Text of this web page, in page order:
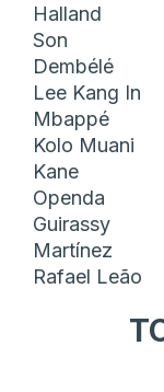
Halland
Son
Dembélé
Lee Kang In
Mbappé
Kolo Muani
Kane
Openda
Guirassy
Martínez
Rafael Leão